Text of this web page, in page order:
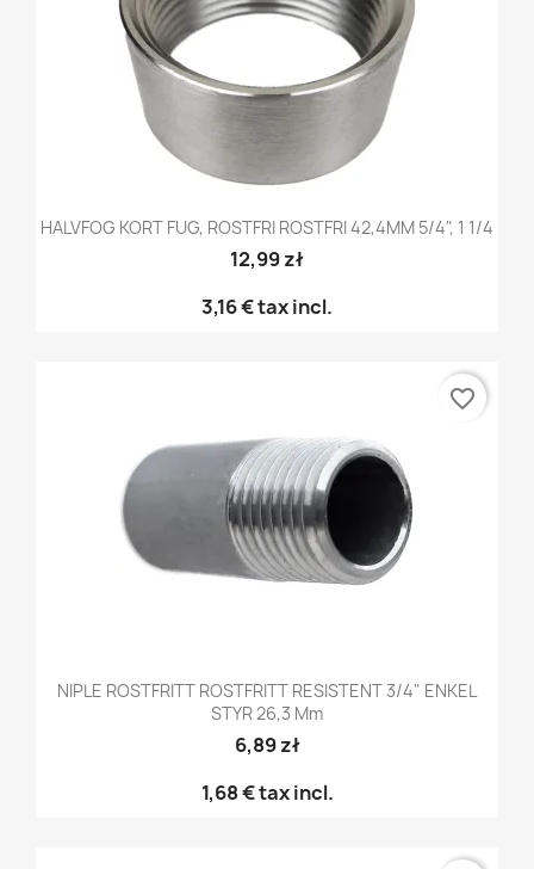
HALVFOG KORT FUG, ROSTFRI ROSTFRI 42,4MM 5/4", 1 1/4
12,99 zł
3,16 €tax incl.
NIPLE ROSTFRITT ROSTFRITT RESISTENT 3/4" ENKEL
STYR 26,3 Mm
6,89 zł
1,68 €tax incl.
favorite_border